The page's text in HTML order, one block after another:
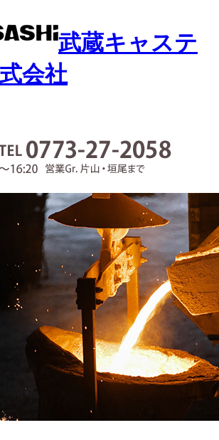
武蔵キャステ
会社